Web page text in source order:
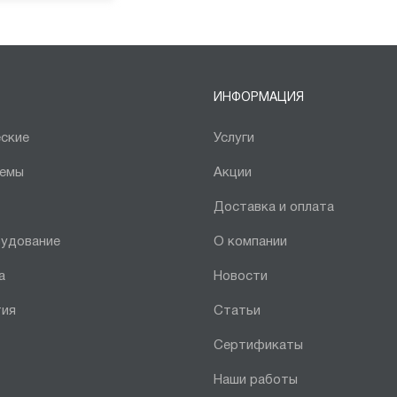
ИНФОРМАЦИЯ
Услуги
Акции
Доставка и оплата
О компании
Новости
Статьи
Сертификаты
Наши работы